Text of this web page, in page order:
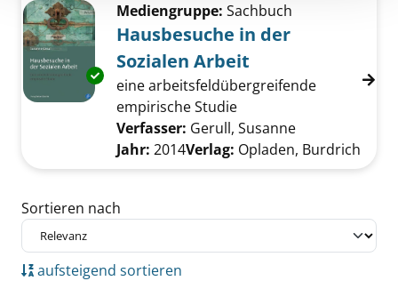
Exemplar-Details von Hausbesuche in der
Mediengruppe: Sachbuch
Hausbesuche in der
Sozialen Arbeit
eine arbeitsfeldübergreifende
empirische Studie
Verfasser: Gerull, Susanne
Jahr: 2014Verlag: Opladen, Burdrich
Zu den Suchfiltern springen
Sortieren nach
aufsteigend sortieren